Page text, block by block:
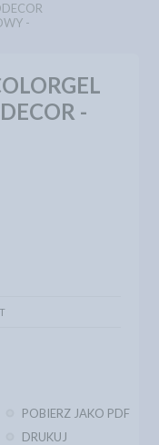
-
-
POBIERZ JAKO PDF
DRUKUJ